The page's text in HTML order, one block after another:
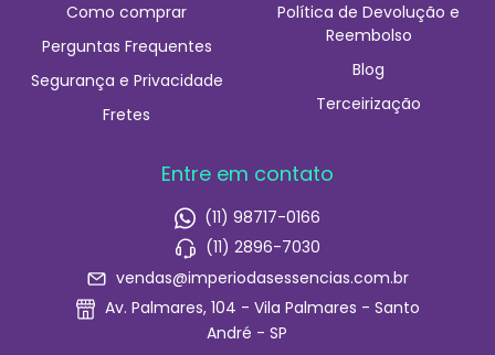
Como comprar
Perguntas Frequentes
Segurança e Privacidade
Fretes
Política de Devolução e
Reembolso
Blog
Terceirização
Entre em contato
(11) 98717-0166
(11) 2896-7030
vendas@imperiodasessencias.com.br
Av. Palmares, 104 - Vila Palmares - Santo
André - SP